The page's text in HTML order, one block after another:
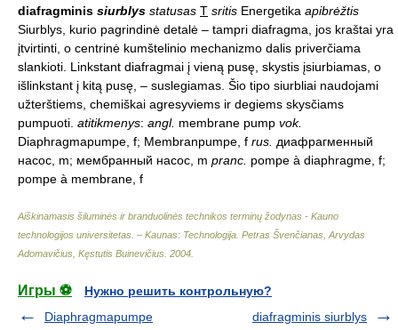
diafragminis siurblys statusas T sritis Energetika apibrėžtis
Siurblys, kurio pagrindinė detalė – tampri diafragma, jos kraštai yra
įtvirtinti, o centrinė kumštelinio mechanizmo dalis priverčiama
slankioti. Linkstant diafragmai į vieną pusę, skystis įsiurbiamas, o
išlinkstant į kitą pusę, – suslegiamas. Šio tipo siurbliai naudojami
užterštiems, chemiškai agresyviems ir degiems skysčiams
pumpuoti. atitikmenys: angl. membrane pump vok.
Diaphragmapumpe, f; Membranpumpe, f rus. диафрагменный
насос, m; мембранный насос, m pranc. pompe à diaphragme, f;
pompe à membrane, f
Aiškinamasis šiluminės ir branduolinės technikos terminų žodynas - Kauno
technologijos universitetas. – Kaunas: Technologija Petras Švenčianas, Arvydas
Adomavičius, Kęstutis Buinevičius 2004
Игры ⚽
Нужно решить контрольную?
Diaphragmapumpe
diafragminis siurblys